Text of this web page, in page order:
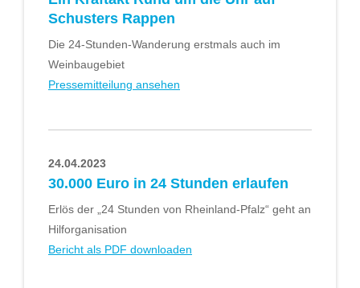
Schusters Rappen
Die 24-Stunden-Wanderung erstmals auch im
Weinbaugebiet
Pressemitteilung ansehen
24.04.2023
30.000 Euro in 24 Stunden erlaufen
Erlös der „24 Stunden von Rheinland-Pfalz“ geht an
Hilforganisation
Bericht als PDF downloaden